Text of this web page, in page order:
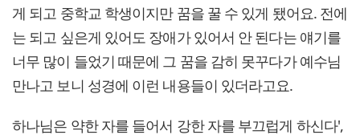
게 되고 중학교 학생이지만 꿈을 꿀 수 있게 됐어요. 전에
는 되고 싶은게 있어도 장애가 있어서 안 된다는 얘기를
너무 많이 들었기 때문에 그 꿈을 감히 못꾸다가 예수님
만나고 보니 성경에 이런 내용들이 있더라고요.
하나님은 약한 자를 들어서 강한 자를 부끄럽게 하신다',